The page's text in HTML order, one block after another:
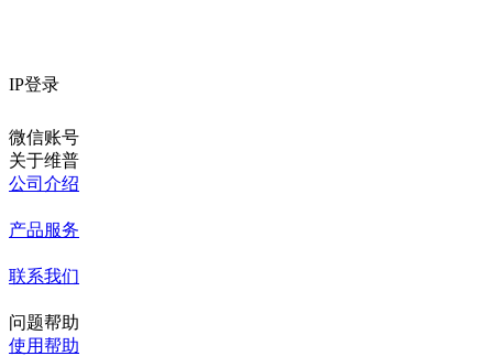
IP登录
微信账号
关于维普
公司介绍
产品服务
联系我们
问题帮助
使用帮助